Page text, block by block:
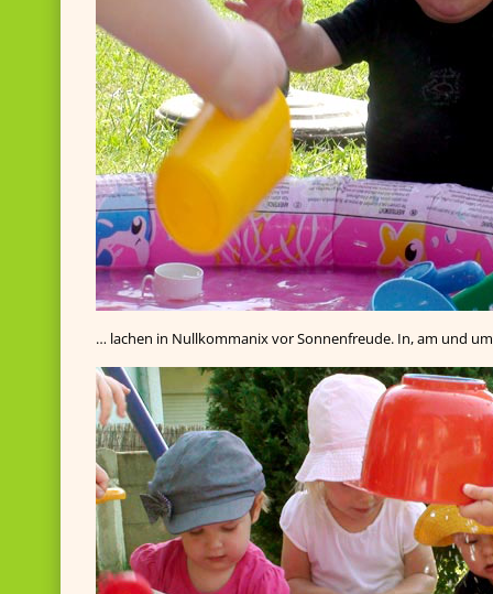
… lachen in Nullkommanix vor Sonnenfreude. In, am und